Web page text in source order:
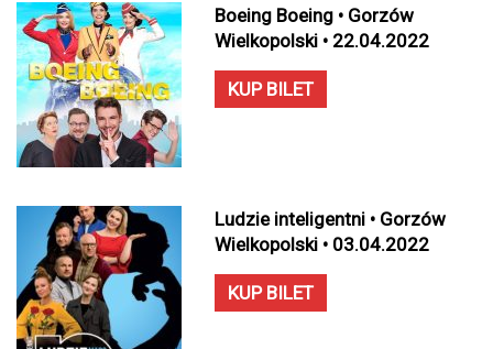
Boeing Boeing • Gorzów
Wielkopolski • 22.04.2022
KUP BILET
Ludzie inteligentni • Gorzów
Wielkopolski • 03.04.2022
KUP BILET